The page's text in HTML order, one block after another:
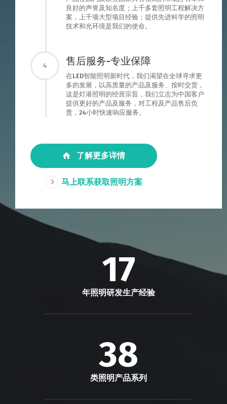
良好的声誉及知名度；上千多套照明工程解决方
案，上千项大型项目经验；提供先进科学的照明
技术和光环境是我们的使命。
4 售后服务-专业保障
在LED智能照明新时代，我们渴望在全球寻求更
多的发展，以高质量的产品及服务、按时交货，
这是灯港照明的经营宗旨，我们立志为中国客户
提供更好的产品及服务，对工程及产品售后负
责，24小时快速响应服务。
了解更多详情
马上联系获取照明方案
17
年照明研发生产经验
38
类照明产品系列